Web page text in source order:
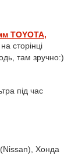
TOYOTA,
сторінці
там зручно:)
під час
Хонда